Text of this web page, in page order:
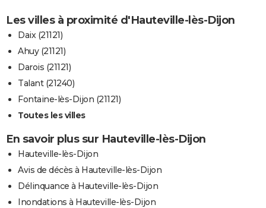
Les villes à proximité d'Hauteville-lès-Dijon
Daix (21121)
Ahuy (21121)
Darois (21121)
Talant (21240)
Fontaine-lès-Dijon (21121)
Toutes les villes
En savoir plus sur Hauteville-lès-Dijon
Hauteville-lès-Dijon
Avis de décès à Hauteville-lès-Dijon
Délinquance à Hauteville-lès-Dijon
Inondations à Hauteville-lès-Dijon